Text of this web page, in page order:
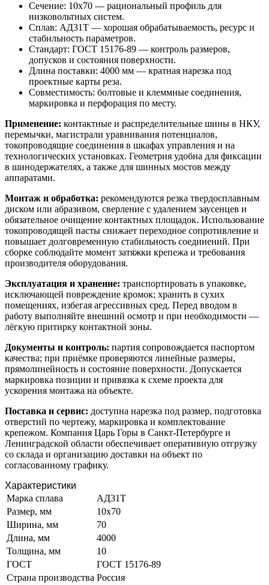
Сечение: 10х70 — рациональный профиль для
низковольтных систем.
Сплав: АД31Т — хорошая обрабатываемость, ресурс и
стабильность параметров.
Стандарт: ГОСТ 15176-89 — контроль размеров,
допусков и состояния поверхности.
Длина поставки: 4000 мм — кратная нарезка под
проектные карты реза.
Совместимость: болтовые и клеммные соединения,
маркировка и перфорация по месту.
Применение: контактные и распределительные шины в НКУ,
перемычки, магистрали уравнивания потенциалов,
токопроводящие соединения в шкафах управления и на
технологических установках. Геометрия удобна для фиксации
в шинодержателях, а также для шинных мостов между
аппаратами.
Монтаж и обработка: рекомендуются резка твердосплавным
диском или абразивом, сверление с удалением заусенцев и
обязательное очищение контактных площадок. Использование
токопроводящей пасты снижает переходное сопротивление и
повышает долговременную стабильность соединений. При
сборке соблюдайте момент затяжки крепежа и требования
производителя оборудования.
Эксплуатация и хранение: транспортировать в упаковке,
исключающей повреждение кромок; хранить в сухих
помещениях, избегая агрессивных сред. Перед вводом в
работу выполняйте внешний осмотр и при необходимости —
лёгкую притирку контактной зоны.
Документы и контроль: партия сопровождается паспортом
качества; при приёмке проверяются линейные размеры,
прямолинейность и состояние поверхности. Допускается
маркировка позиции и привязка к схеме проекта для
ускорения монтажа на объекте.
Поставка и сервис: доступна нарезка под размер, подготовка
отверстий по чертежу, маркировка и комплектование
крепежом. Компания Царь Горы в Санкт-Петербурге и
Ленинградской области обеспечивает оперативную отгрузку
со склада и организацию доставки на объект по
согласованному графику.
Характеристики
Марка сплава
АД31Т
Размер, мм
10х70
Ширина, мм
70
Длина, мм
4000
Толщина, мм
10
ГОСТ
ГОСТ 15176-89
Страна производства Россия